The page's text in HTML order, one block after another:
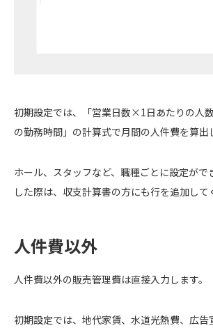
初期設定では、「営業日数×1日あたりの人
の勤務時間」の計算式で月間の人件費を算出
ホール、スタッフなど、職種ごとに設定がで
した際は、収支計算書の方にも行を追加して
人件費以外
人件費以外の販売管理費は直接入力します。
初期設定では、地代家賃、水道光熱費、広告